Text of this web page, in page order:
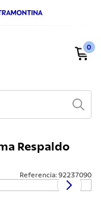
0
Respaldo
Referencia:92237090